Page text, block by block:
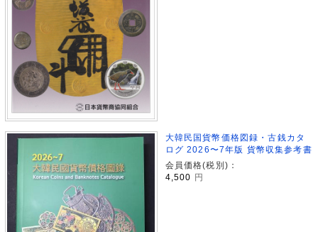
大韓民国貨幣価格図録・古銭カタ
ログ 2026〜7年版 貨幣収集参考書
会員価格(税別)：
4,500
円